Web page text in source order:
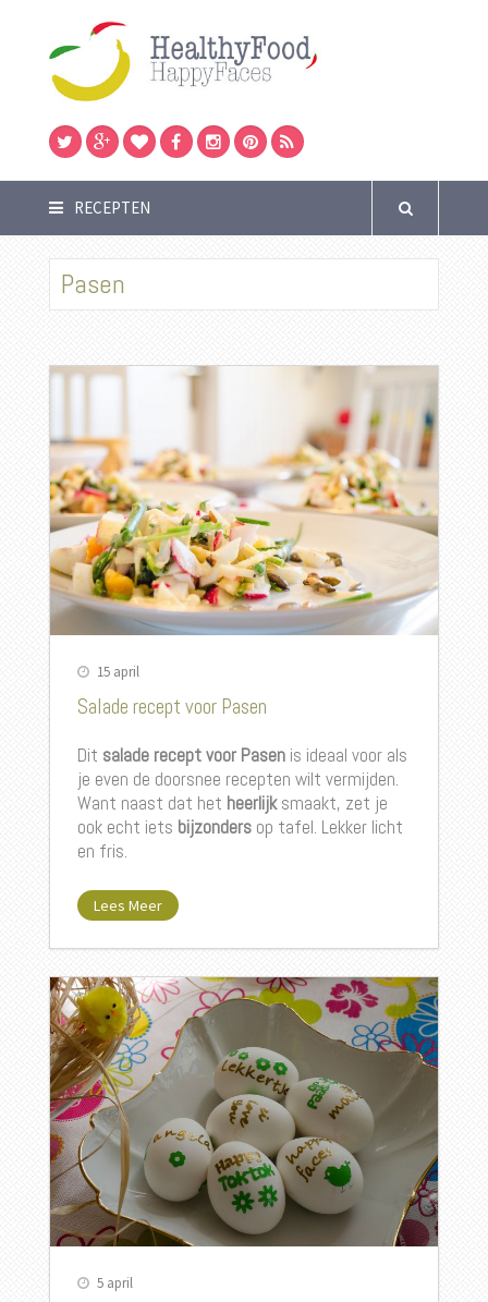
RECEPTEN
Pasen
15 april
Salade recept voor Pasen
Dit salade recept voor Pasenis ideaal voor als
je even de doorsnee recepten wilt vermijden.
Want naast dat het heerlijksmaakt, zet je
ook echt iets bijzondersop tafel. Lekker licht
en fris.
Lees Meer
5 april